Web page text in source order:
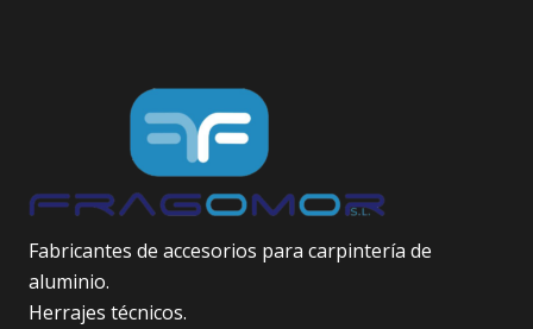
Fabricantes de accesorios para carpintería de
aluminio.
Herrajes técnicos.